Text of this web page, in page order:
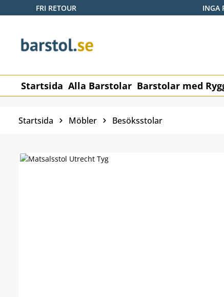
till huvudinnehåll
Hoppa till sökning
Hoppa till huvudnavigering
FRI RETOUR INGA
Startsida Alla Barstolar Barstolar med
Startsida Möbler Besöksstolar